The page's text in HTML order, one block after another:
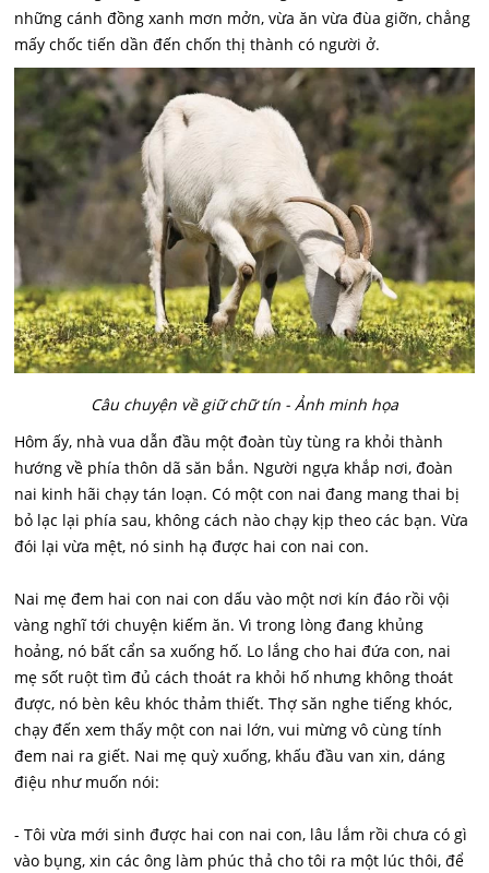
những cánh đồng xanh mơn mởn, vừa ăn vừa đùa giỡn, chẳng
mấy chốc tiến dần đến chốn thị thành có người ở.
Câu chuyện về giữ chữ tín - Ảnh minh họa
Hôm ấy, nhà vua dẫn đầu một đoàn tùy tùng ra khỏi thành
hướng về phía thôn dã săn bắn. Người ngựa khắp nơi, đoàn
nai kinh hãi chạy tán loạn. Có một con nai đang mang thai bị
bỏ lạc lại phía sau, không cách nào chạy kịp theo các bạn. Vừa
đói lại vừa mệt, nó sinh hạ được hai con nai con.
Nai mẹ đem hai con nai con dấu vào một nơi kín đáo rồi vội
vàng nghĩ tới chuyện kiếm ăn. Vì trong lòng đang khủng
hoảng, nó bất cẩn sa xuống hố. Lo lắng cho hai đứa con, nai
mẹ sốt ruột tìm đủ cách thoát ra khỏi hố nhưng không thoát
được, nó bèn kêu khóc thảm thiết. Thợ săn nghe tiếng khóc,
chạy đến xem thấy một con nai lớn, vui mừng vô cùng tính
đem nai ra giết. Nai mẹ quỳ xuống, khấu đầu van xin, dáng
điệu như muốn nói:
- Tôi vừa mới sinh được hai con nai con, lâu lắm rồi chưa có gì
vào bụng, xin các ông làm phúc thả cho tôi ra một lúc thôi, để